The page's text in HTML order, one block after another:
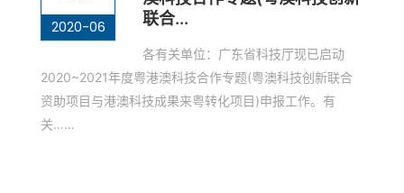
2020-06
联合...
各有关单位：广东省科技厅现已启动
2020~2021年度粤港澳科技合作专题(粤澳科技创新联合
资助项目与港澳科技成果来粤转化项目)申报工作。有
关……